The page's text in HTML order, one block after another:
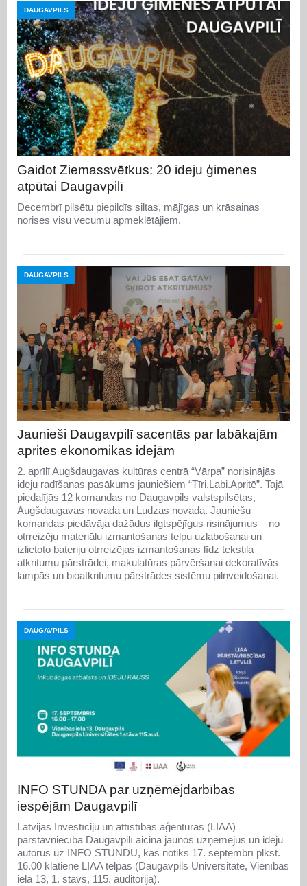
DAUGAVPILS
Gaidot Ziemassvētkus: 20 ideju ģimenes
atpūtai Daugavpilī
Decembrī pilsētu piepildīs siltas, mājīgas un krāsainas
norises visu vecumu apmeklētājiem.
DAUGAVPILS
Jaunieši Daugavpilī sacentās par labākajām
aprites ekonomikas idejām
2. aprīlī Augšdaugavas kultūras centrā “Vārpa” norisinājās
ideju radīšanas pasākums jauniešiem “Tīri.Labi.Apritē”. Tajā
piedalījās 12 komandas no Daugavpils valstspilsētas,
Augšdaugavas novada un Ludzas novada. Jauniešu
komandas piedāvāja dažādus ilgtspējīgus risinājumus – no
otrreizēju materiālu izmantošanas telpu uzlabošanai un
izlietoto bateriju otrreizējas izmantošanas līdz tekstila
atkritumu pārstrādei, makulatūras pārvēršanai dekoratīvās
lampās un bioatkritumu pārstrādes sistēmu pilnveidošanai.
DAUGAVPILS
INFO STUNDA par uzņēmējdarbības
iespējām Daugavpilī
Latvijas Investīciju un attīstības aģentūras (LIAA)
pārstāvniecība Daugavpilī aicina jaunos uzņēmējus un ideju
autorus uz INFO STUNDU, kas notiks 17. septembrī plkst.
16.00 klātienē LIAA telpās (Daugavpils Universitāte, Vienības
iela 13, 1. stāvs, 115. auditorija).